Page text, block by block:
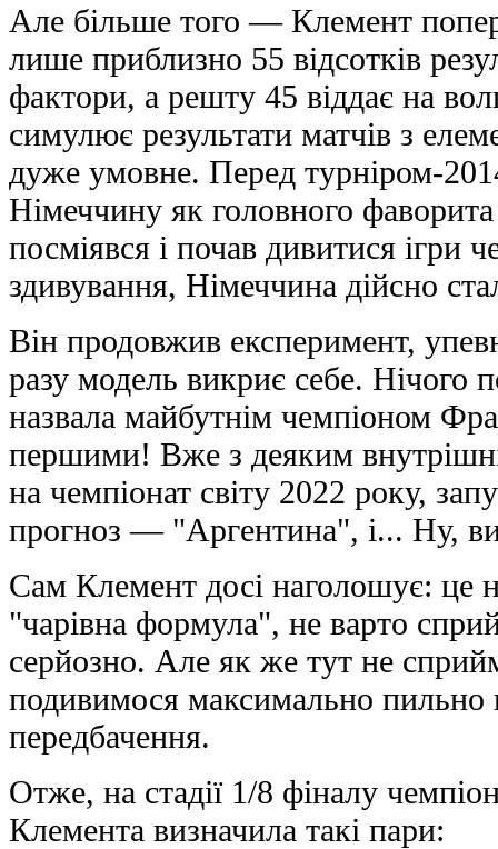
Але більше того — Клемент
лише приблизно 55 відсотків
фактори, а решту 45 віддає на
симулює результати матчів з
дуже умовне. Перед турніром-
Німеччину як головного
посміявся і почав дивитися ігри
здивування, Німеччина дійсно
Він продовжив експеримент,
разу модель викриє себе. Нічого
назвала майбутнім чемпіоном
першими! Вже з деяким
на чемпіонат світу 2022 року,
прогноз — "Аргентина", і... Ну,
Сам Клемент досі наголошує: це
"чарівна формула", не варто
серйозно. Але як же тут не
подивимося максимально пильно
передбачення.
Отже, на стадії 1/8 фіналу
Клемента визначила такі пари: